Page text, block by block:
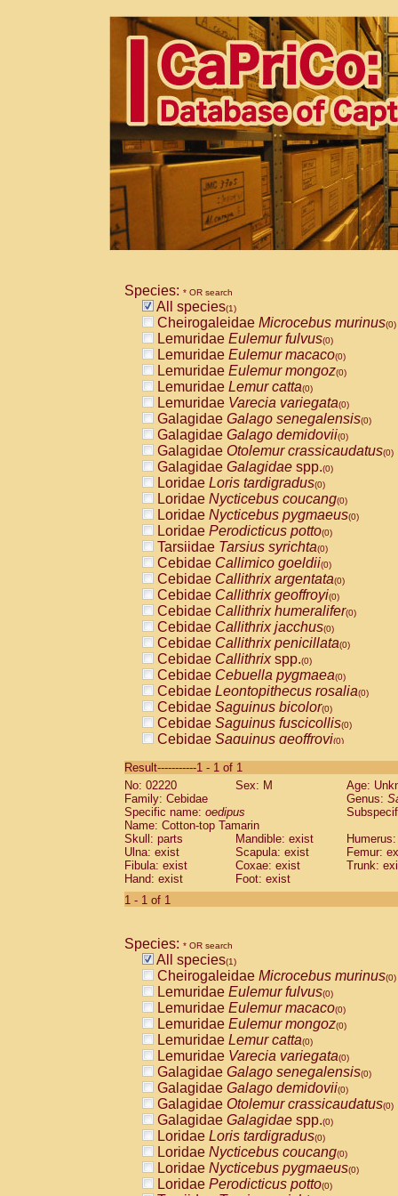
Species: * OR search
All species(1)
Cheirogaleidae Microcebus murinus(0)
Lemuridae Eulemur fulvus(0)
Lemuridae Eulemur macaco(0)
Lemuridae Eulemur mongoz(0)
Lemuridae Lemur catta(0)
Lemuridae Varecia variegata(0)
Galagidae Galago senegalensis(0)
Galagidae Galago demidovii(0)
Galagidae Otolemur crassicaudatus(0)
Galagidae Galagidae spp.(0)
Loridae Loris tardigradus(0)
Loridae Nycticebus coucang(0)
Loridae Nycticebus pygmaeus(0)
Loridae Perodicticus potto(0)
Tarsiidae Tarsius syrichta(0)
Cebidae Callimico goeldii(0)
Cebidae Callithrix argentata(0)
Cebidae Callithrix geoffroyi(0)
Cebidae Callithrix humeralifer(0)
Cebidae Callithrix jacchus(0)
Cebidae Callithrix penicillata(0)
Cebidae Callithrixspp.(0)
Cebidae Cebuella pygmaea(0)
Cebidae Leontopithecus rosalia(0)
Cebidae Saguinus bicolor(0)
Cebidae Saguinus fuscicollis(0)
Cebidae Saguinus geoffroyi(0)
CebidaeSaguinus labiatus(0)
Cebidae Saguinus leucopus (0)
Cebidae
CebidaeSaguinus mystax
Cebidae Saguinus nigricollis (0)
Cebidae Saguinus oedipus
Cebidae Saguinus weddelli
Cebidae Saguinusspp.
Cebidae
CebidaeCebus capucinus
CebidaeCebus nigrivittatus
CebidaeCebus spp.(0)
CebidaeSaimiri boliviensis(0)
CebidaeSaimiri sciureus(0)
AtelidaeAlouatta caraya(0)
AtelidaeAlouatta fusca(0)
AtelidaeAlouatta seniculus(0)
AtelidaeAlouattaspp.(0)
AtelidaeAteles belzebuth(0)
AtelidaeAteles geoffroyi(0)
AtelidaeAteles paniscus(0)
AtelidaeAtelesspp.(0)
AtelidaeLagothrix lagothricha(0)
AtelidaeLagothrix lagothricha cana
PitheciidaeCacajao calvus
Result-----------1 - 1 of 1
No: 02220
Sex: M
Age:
Family: Cebidae
Genus:
Specific name: oedipus
Name: Cotton-top Tamarin
Skull: parts
Mandible: exist
Ulna: exist
Scapula: exist
Femur:
Fibula: exist
Coxae: exist
Trunk:
Hand: exist
Foot: exist
1 - 1 of 1
Species: * OR search
All species(1)
Cheirogaleidae Microcebus murinus(0)
Lemuridae Eulemur fulvus(0)
Lemuridae Eulemur macaco(0)
Lemuridae Eulemur mongoz(0)
Lemuridae Lemur catta(0)
Lemuridae Varecia variegata(0)
Galagidae Galago senegalensis(0)
Galagidae Galago demidovii(0)
Galagidae Otolemur crassicaudatus(0)
Galagidae Galagidae spp.(0)
Loridae Loris tardigradus(0)
Loridae Nycticebus coucang(0)
Loridae Nycticebus pygmaeus(0)
Loridae Perodicticus potto(0)